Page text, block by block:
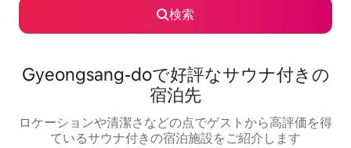
検索
Gyeongsang-doで好評なサウナ付きの
宿泊先
ロケーションや清潔さなどの点でゲストから高評価を得
ているサウナ付きの宿泊施設をご紹介します